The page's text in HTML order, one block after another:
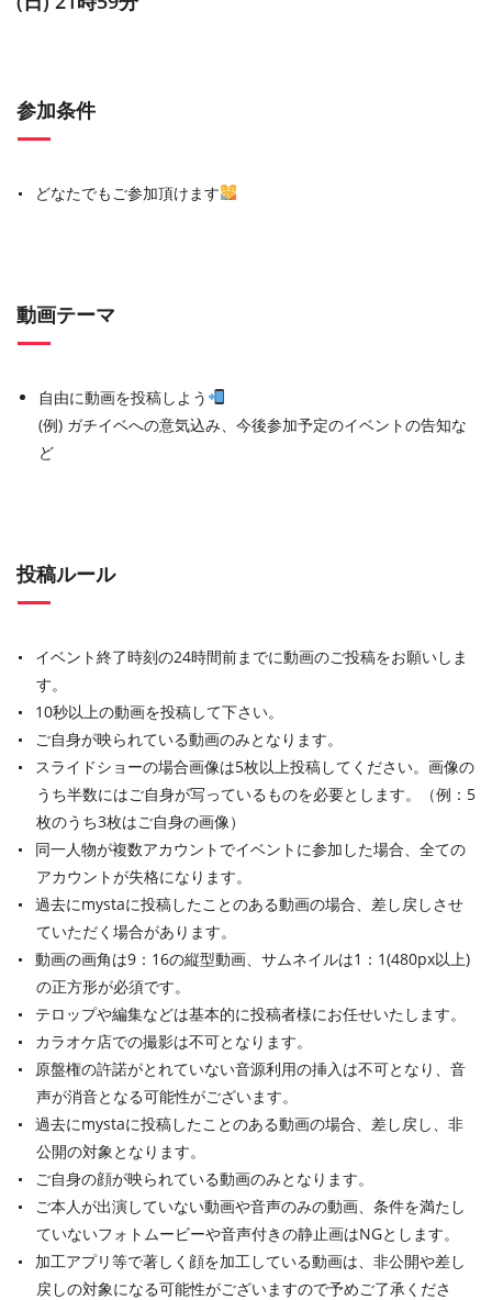
参加条件
どなたでもご参加頂けます
動画テーマ
自由に動画を投稿しよう
(例) ガチイベへの意気込み、今後参加予定のイベントの告知な
ど
投稿ルール
イベント終了時刻の24時間前までに動画のご投稿をお願いしま
す。
10秒以上の動画を投稿して下さい。
ご自身が映られている動画のみとなります。
スライドショーの場合画像は5枚以上投稿してください。画像の
うち半数にはご自身が写っているものを必要とします。（例：5
枚のうち3枚はご自身の画像）
同一人物が複数アカウントでイベントに参加した場合、全ての
アカウントが失格になります。
過去にmystaに投稿したことのある動画の場合、差し戻しさせ
ていただく場合があります。
動画の画角は9：16の縦型動画、サムネイルは1：1(480px以上)
の正方形が必須です。
テロップや編集などは基本的に投稿者様にお任せいたします。
カラオケ店での撮影は不可となります。
原盤権の許諾がとれていない音源利用の挿入は不可となり、音
声が消音となる可能性がございます。
過去にmystaに投稿したことのある動画の場合、差し戻し、非
公開の対象となります。
ご自身の顔が映られている動画のみとなります。
ご本人が出演していない動画や音声のみの動画、条件を満たし
ていないフォトムービーや音声付きの静止画はNGとします。
加工アプリ等で著しく顔を加工している動画は、非公開や差し
戻しの対象になる可能性がございますので予めご了承くださ